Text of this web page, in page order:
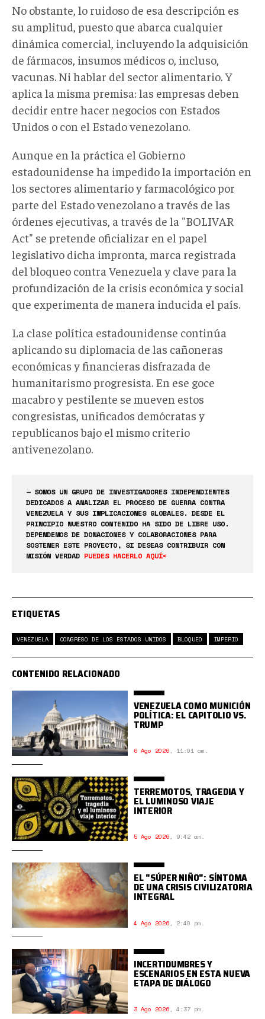
No obstante, lo ruidoso de esa descripción es
su amplitud, puesto que abarca cualquier
dinámica comercial, incluyendo la adquisición
de fármacos, insumos médicos o, incluso,
vacunas. Ni hablar del sector alimentario. Y
aplica la misma premisa: las empresas deben
decidir entre hacer negocios con Estados
Unidos o con el Estado venezolano.
Aunque en la práctica el Gobierno
estadounidense ha impedido la importación en
los sectores alimentario y farmacológico por
parte del Estado venezolano a través de las
órdenes ejecutivas, a través de la "BOLIVAR
Act" se pretende oficializar en el papel
legislativo dicha impronta, marca registrada
del bloqueo contra Venezuela y clave para la
profundización de la crisis económica y social
que experimenta de manera inducida el país.
La clase política estadounidense continúa
aplicando su diplomacia de las cañoneras
económicas y financieras disfrazada de
humanitarismo progresista. En ese goce
macabro y pestilente se mueven estos
congresistas, unificados demócratas y
republicanos bajo el mismo criterio
antivenezolano.
— SOMOS UN GRUPO DE INVESTIGADORES INDEPENDIENTES
DEDICADOS A ANALIZAR EL PROCESO DE GUERRA CONTRA
VENEZUELA Y SUS IMPLICACIONES GLOBALES. DESDE EL
PRINCIPIO NUESTRO CONTENIDO HA SIDO DE LIBRE USO.
DEPENDEMOS DE DONACIONES Y COLABORACIONES PARA
SOSTENER ESTE PROYECTO, SI DESEAS CONTRIBUIR CON
MISIÓN VERDAD PUEDES HACERLO AQUÍ<
ETIQUETAS
VENEZUELA CONGRESO DE LOS ESTADOS UNIDOS BLOQUEO IMPERIO
CONTENIDO RELACIONADO
VENEZUELA COMO MUNICIÓN
POLÍTICA: EL CAPITOLIO VS.
TRUMP
6 Ago 2026, 11:01 am.
TERREMOTOS, TRAGEDIA Y
EL LUMINOSO VIAJE
INTERIOR
5 Ago 2026, 9:42 am.
EL "SÚPER NIÑO": SÍNTOMA
DE UNA CRISIS CIVILIZATORIA
INTEGRAL
4 Ago 2026, 2:40 pm.
INCERTIDUMBRES Y
ESCENARIOS EN ESTA NUEVA
ETAPA DE DIÁLOGO
3 Ago 2026, 4:37 pm.